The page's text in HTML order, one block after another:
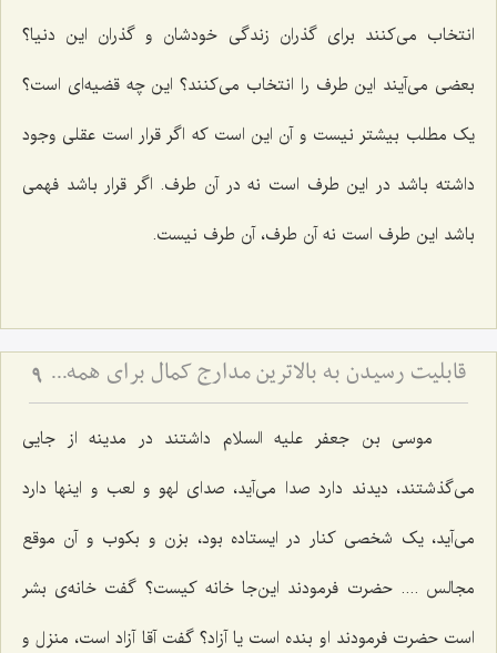
انتخاب می‌کنند برای گذران زندگی خودشان و گذران این دنیا؟
بعضی می‌آیند این طرف را انتخاب می‌کنند؟ این چه قضیه‌ای است؟
یک مطلب بیشتر نیست و آن این است که اگر قرار است عقلی وجود
داشته باشد در این طرف است نه در آن طرف. اگر قرار باشد فهمی
باشد این طرف است نه آن طرف، آن طرف نیست.
قابلیت رسیدن به بالاترین مدارج کمال برای همه انسان ها 9
موسی بن جعفر علیه السلام داشتند در مدینه از جایی
می‌گذشتند، دیدند دارد صدا می‌آید، صدای لهو و لعب و اینها دارد
می‌آید، یک شخصی کنار در ایستاده بود، بزن و بکوب و آن موقع
مجالس .... حضرت فرمودند این‌جا خانه کیست؟ گفت خانه‌ی بشر
است حضرت فرمودند او بنده است یا آزاد؟ گفت آقا آزاد است، منزل و